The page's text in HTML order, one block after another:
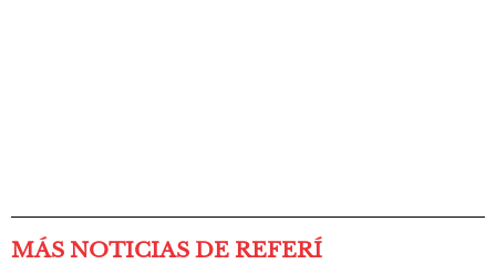
MÁS NOTICIAS DE REFERÍ